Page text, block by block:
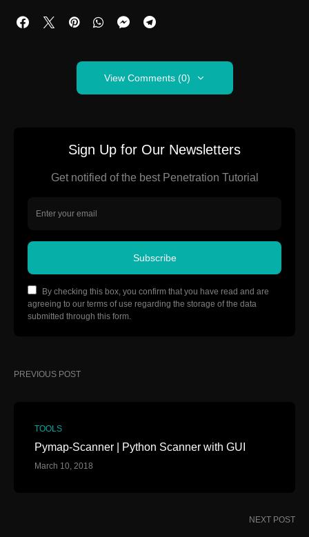
View Comments (0)
Sign Up for Our Newsletters
Get notified of the best Penetration Tutorial
Subscribe
By checking this box, you confirm that you have read and are
agreeing to our terms of use regarding the storage of the data
submitted through this form.
PREVIOUS POST
TOOLS
Pymap-Scanner | Python Scanner with GUI
March 10, 2018
NEXT POST